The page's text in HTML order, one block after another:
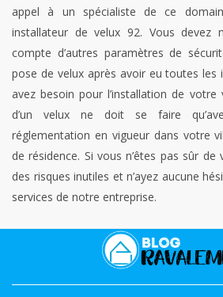
appel à un spécialiste de ce
installateur de velux 92. Vous devez
compte d’autres paramètres de
pose de velux après avoir eu toutes
avez besoin pour l’installation de
d’un velux ne doit se faire
réglementation en vigueur dans votre
de résidence. Si vous n’êtes pas sûr
des risques inutiles et n’ayez aucune
services de notre entreprise.